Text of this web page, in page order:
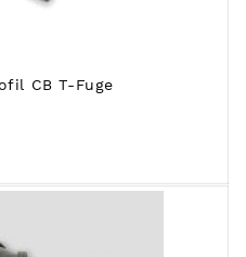
CB T-Fuge